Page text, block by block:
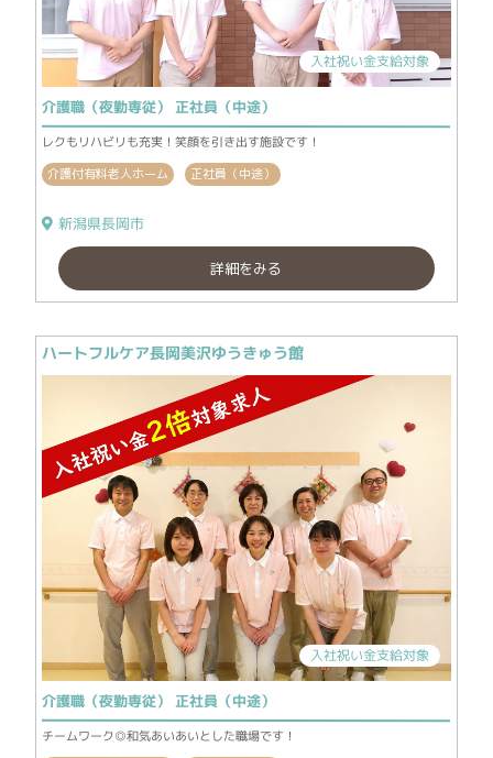
入社祝い金支給対象
介護職（夜勤専従） 正社員（中途）
レクもリハビリも充実！笑顔を引き出す施設です！
介護付有料老人ホーム 正社員（中途）
新潟県長岡市
詳細をみる
ハートフルケア長岡美沢ゆうきゅう館
入社祝い金支給対象
介護職（夜勤専従） 正社員（中途）
チームワーク◎和気あいあいとした職場です！